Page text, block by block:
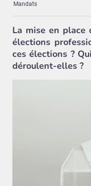
Mandats
La mise en place
élections
ces élections ?
déroulent-elles ?